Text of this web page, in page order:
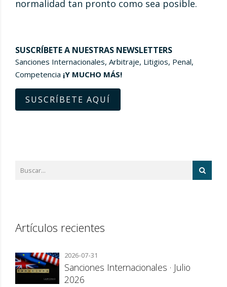
normalidad tan pronto como sea posible.
SUSCRÍBETE A NUESTRAS NEWSLETTERS
Sanciones Internacionales, Arbitraje, Litigios, Penal,
Competencia ¡Y MUCHO MÁS!
SUSCRÍBETE AQUÍ
Artículos recientes
2026-07-31
Sanciones Internacionales · Julio
2026